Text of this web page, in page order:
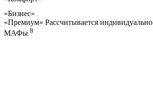
«Бизнес»
«Премиум» Рассчитывается индивидуально
МАФы 8